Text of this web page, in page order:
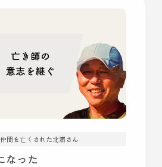
間を亡くされた北浦さん
なった